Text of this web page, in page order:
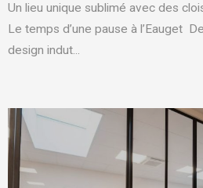
Un lieu unique sublimé avec des
Le temps d’une pause à l’Eauget
design indut...